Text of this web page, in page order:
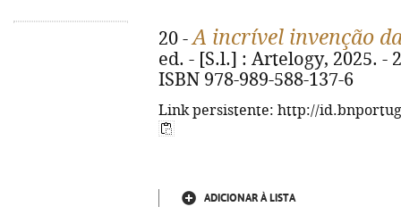
20 -A incrível invenção
ed. - [S.l.] : Artelogy, 2025. -
ISBN 978-989-588-137-6
Link persistente: http://
ADICIONAR À LISTA